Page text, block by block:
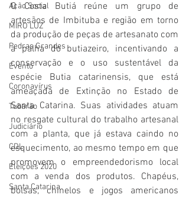
Ação Social
MIRO LUZ
Pedras Grandes
Evento
Coronavírus
Tubarão
Judiciário
CDL
Eleições 2020
Santa Catarina
O Costa Butiá reúne um grupo de
artesãos de Imbituba e região em torno
da produção de peças de artesanato com
a palha do butiazeiro, incentivando a
conservação e o uso sustentável da
espécie Butia catarinensis, que está
ameaçada de Extinção no Estado de
Santa Catarina. Suas atividades atuam
no resgate cultural do trabalho artesanal
com a planta, que já estava caindo no
esquecimento, ao mesmo tempo em que
promovem o empreendedorismo local
com a venda dos produtos. Chapéus,
bolsas, chinelos e jogos americanos